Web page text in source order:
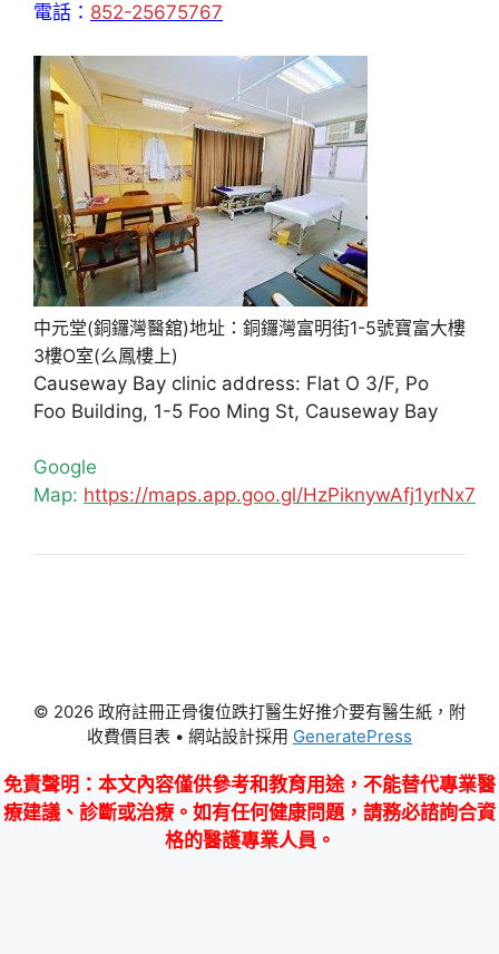
電話： 852-25675767
中元堂(銅鑼灣醫舘)地址：銅鑼灣富明街1-5號寶富大樓
3樓O室(么鳳樓上)
Causeway Bay clinic address: Flat O 3/F, Po
Foo Building, 1-5 Foo Ming St, Causeway Bay
Google
Map: https://maps.app.goo.gl/HzPiknywAfj1yrNx7
© 2026 政府註冊正骨復位跌打醫生好推介要有醫生紙，附
收費價目表 • 網站設計採用 GeneratePress
免責聲明 ：本文內容僅供參考和教育用途，不能替代專業醫
療建議、診斷或治療。如有任何健康問題，請務必諮詢合資
格的醫護專業人員。